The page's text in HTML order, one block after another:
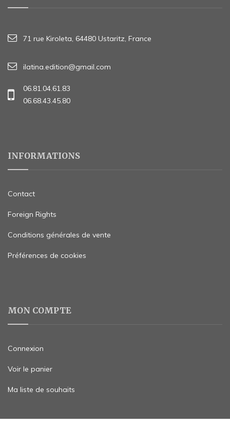
71 rue Kiroleta, 64480 Ustaritz, France
ilatina.edition@gmail.com
06.81.04.61.83
06.68.43.45.80
INFORMATIONS
Contact
Foreign Rights
Conditions générales de vente
Préférences de cookies
MON COMPTE
Connexion
Voir le panier
Ma liste de souhaits